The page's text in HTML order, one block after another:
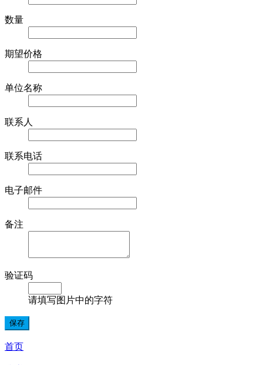
数量
期望价格
单位名称
联系人
联系电话
电子邮件
备注
验证码
请填写图片中的字符
首页